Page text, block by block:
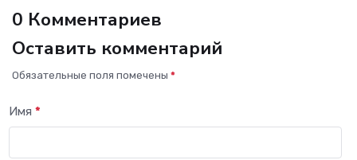
0 Комментариев
Оставить комментарий
Обязательные поля помечены *
Имя *